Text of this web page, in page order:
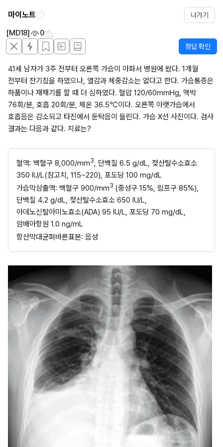
마이노트 나가기
[MD18] 0
정답 확인
41세 남자가 3주 전부터 오른쪽 가슴이 아파서 병원에 왔다. 1개월
전부터 잔기침을 하였으나, 열감과 체중감소는 없다고 한다. 가슴통증은
하품이나 재채기를 할 때 더 심하였다. 혈압 120/60mmHg, 맥박
76회/분, 호흡 20회/분, 체온 36.5℃이다. 오른쪽 아랫가슴에서
호흡음은 감소되고 타진에서 둔탁음이 들린다. 가슴 X선 사진이다. 검사
결과는 다음과 같다. 치료는?
혈액: 백혈구 8,000/mm3, 단백질 6.5 g/dL, 젖산탈수소효소
350 IU/L(참고치, 115~220), 포도당 100 mg/dL
가슴막삼출액: 백혈구 900/mm3 (중성구 15%, 림프구 85%),
단백질 4.2 g/dL, 젖산탈수소효소 650 IU/L,
아데노신탈아미노효소(ADA) 95 IU/L, 포도당 70 mg/dL,
암배아항원 1.0 ng/mL
항산막대균펴바른표본: 음성